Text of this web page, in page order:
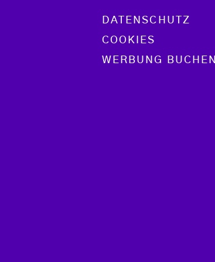
DATENSCHUTZ
COOKIES
WERBUNG BUCHEN